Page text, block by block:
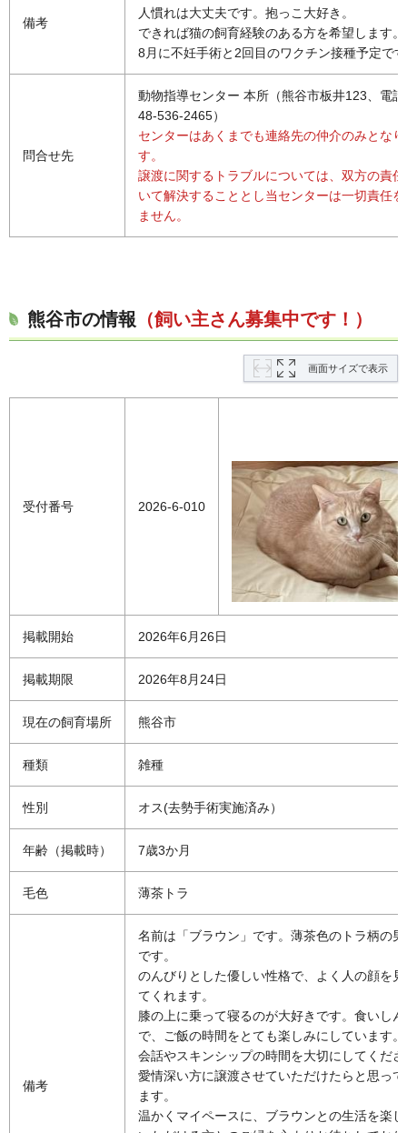
備考
人慣れは大丈夫です。抱っこ大好き。
できれば猫の飼育経験のある方を希望します。
8月に不妊手術と2回目のワクチン接種予定で
問合せ先
動物指導センター 本所（熊谷市板井123、電
48-536-2465）
センターはあくまでも連絡先の仲介のみとな
す。
譲渡に関するトラブルについては、双方の責
いて解決することとし当センターは一切責任
ません。
熊谷市の情報 （飼い主さん募集中です！）
画面サイズで表示
受付番号 2026-6-010
掲載開始 2026年6月26日
掲載期限 2026年8月24日
現在の飼育場所 熊谷市
種類 雑種
性別 オス(去勢手術実施済み）
年齢（掲載時） 7歳3か月
毛色 薄茶トラ
備考
名前は「ブラウン」です。薄茶色のトラ柄の
です。
のんびりとした優しい性格で、よく人の顔を
てくれます。
膝の上に乗って寝るのが大好きです。食いし
で、ご飯の時間をとても楽しみにしています。
会話やスキンシップの時間を大切にしてくだ
愛情深い方に譲渡させていただけたらと思っ
ます。
温かくマイペースに、ブラウンとの生活を楽